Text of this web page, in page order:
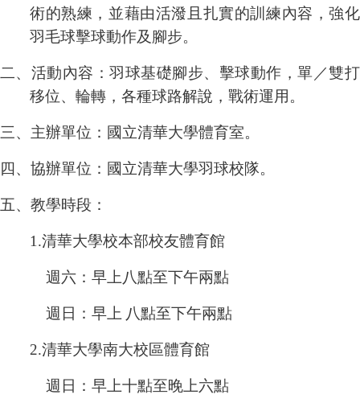
術的熟練，並藉由活潑且扎實的訓練內容，強化
羽毛球擊球動作及腳步。
二、活動內容：羽球基礎腳步、擊球動作，單／雙打
移位、輪轉，各種球路解說，戰術運用。
三、主辦單位：國立清華大學體育室。
四、協辦單位：國立清華大學羽球校隊。
五、教學時段：
1.清華大學校本部校友體育館
週六：早上八點至下午兩點
週日：早上 八點至下午兩點
2.清華大學南大校區體育館
週日：早上十點至晚上六點